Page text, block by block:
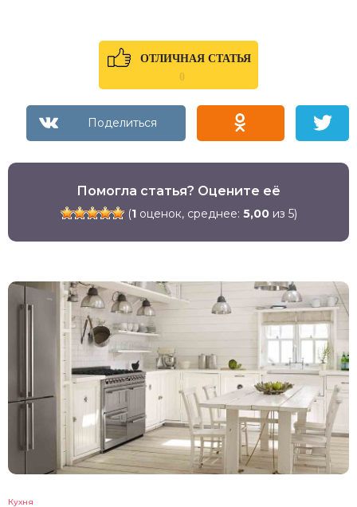
ОТЛИЧНАЯ СТАТЬЯ
0
Помогла статья? Оцените её
(1оценок, среднее: 5,00из 5)
Кухня